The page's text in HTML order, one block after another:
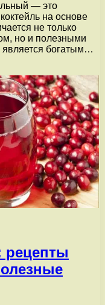
— это
на основе
не только
но и полезными
является богатым…
рецепты